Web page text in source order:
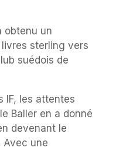
obtenu un
sterling vers
suédois de
IF, les attentes
Baller en a donné
devenant le
Avec une